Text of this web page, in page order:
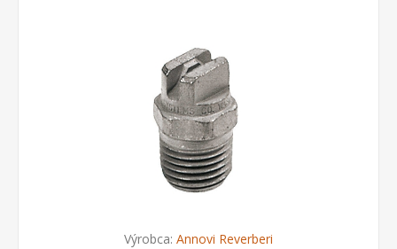
Výrobca: Annovi Reverberi